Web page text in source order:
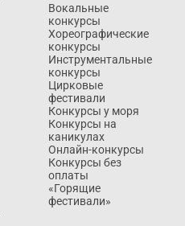
Вокальные
конкурсы
Хореографические
конкурсы
Инструментальные
конкурсы
Цирковые
фестивали
Конкурсы у моря
Конкурсы на
каникулах
Онлайн-конкурсы
Конкурсы без
оплаты
«Горящие
фестивали»